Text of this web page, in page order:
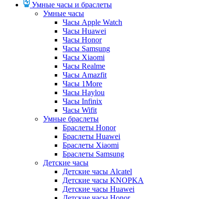
Умные часы и браслеты
Умные часы
Часы Apple Watch
Часы Huawei
Часы Honor
Часы Samsung
Часы Xiaomi
Часы Realme
Часы Amazfit
Часы 1More
Часы Haylou
Часы Infinix
Часы Wifit
Умные браслеты
Браслеты Honor
Браслеты Huawei
Браслеты Xiaomi
Браслеты Samsung
Детские часы
Детские часы Alcatel
Детские часы KNOPKA
Детские часы Huawei